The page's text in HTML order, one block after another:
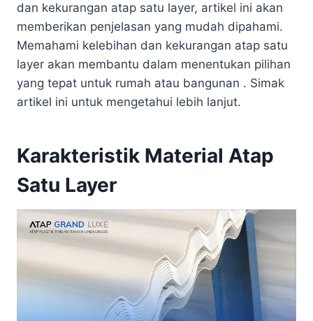
dan kekurangan atap satu layer, artikel ini akan
memberikan penjelasan yang mudah dipahami.
Memahami kelebihan dan kekurangan atap satu
layer akan membantu dalam menentukan pilihan
yang tepat untuk rumah atau bangunan . Simak
artikel ini untuk mengetahui lebih lanjut.
Karakteristik Material Atap
Satu Layer